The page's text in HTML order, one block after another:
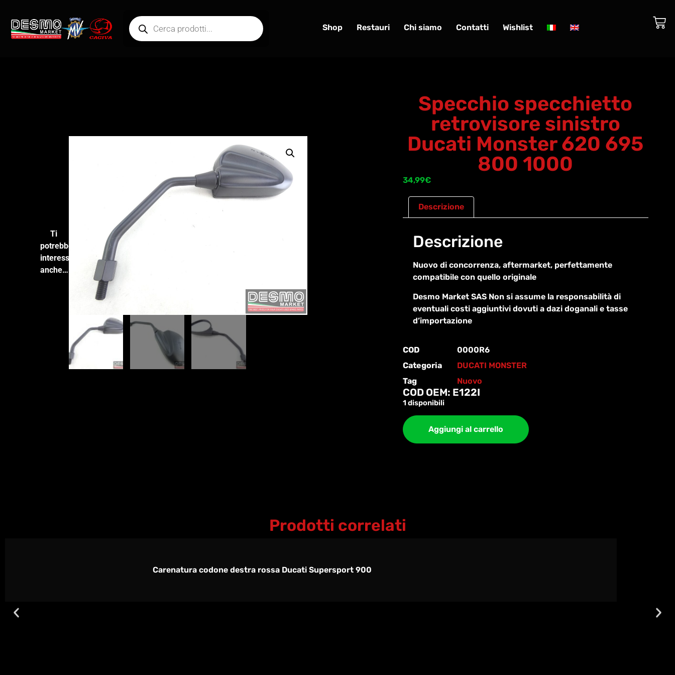
Shop Restauri Chi siamo Contatti Wishlist
Specchio specchietto
retrovisore sinistro
Ducati Monster 620 695
800 1000
34,99€
Descrizione
Descrizione
Nuovo di concorrenza, aftermarket, perfettamente
compatibile con quello originale
Desmo Market SAS Non si assume la responsabilità di
eventuali costi aggiuntivi dovuti a dazi doganali e tasse
d’importazione
COD
0000R6
Categoria
DUCATI MONSTER
Tag
Nuovo
COD OEM: E122I
1 disponibili
Aggiungi al carrello
Ti
potrebbe
interessare
anche…
Prodotti correlati
Carenatura codone destra rossa Ducati Supersport 900